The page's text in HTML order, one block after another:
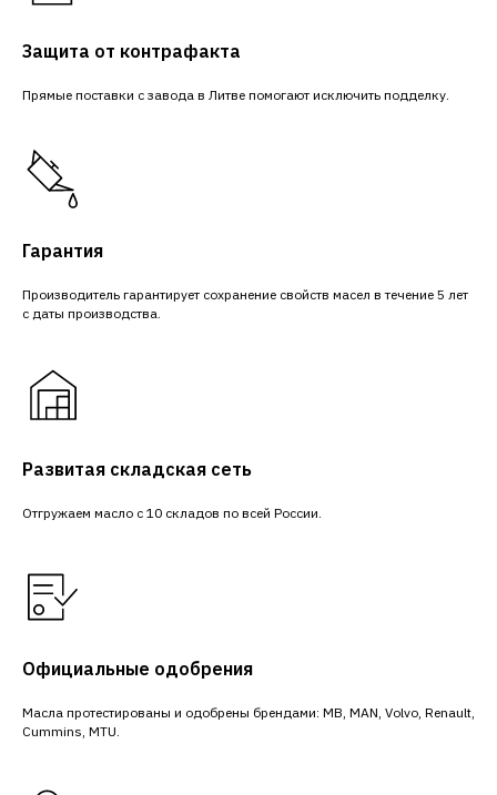
Защита от контрафакта
Прямые поставки с завода в Литве помогают исключить подделку.
Гарантия
Производитель гарантирует сохранение свойств масел в течение 5 лет
с даты производства.
Развитая складская сеть
Отгружаем масло с 10 складов по всей России.
Официальные одобрения
Масла протестированы и одобрены брендами: MB, MAN, Volvo, Renault,
Cummins, MTU.